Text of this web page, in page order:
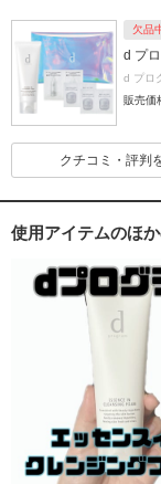
欠品
d プ
d プロ
販売価
クチコミ・評判
使用アイテムのほ